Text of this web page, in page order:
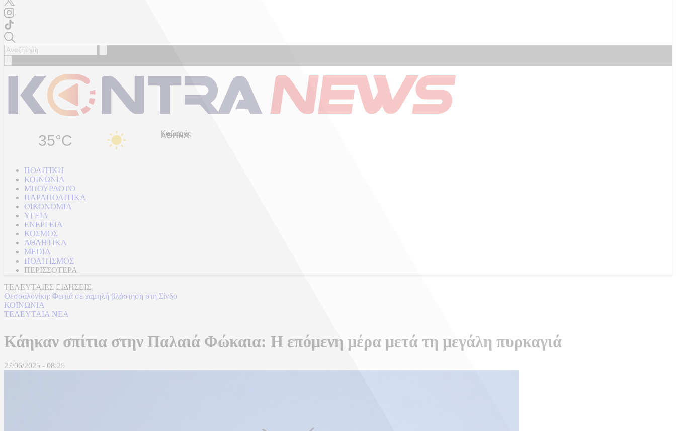
35°C Καθαρός
ΠΟΛΙΤΙΚΗ
ΚΟΙΝΩΝΙΑ
ΜΠΟΥΡΛΟΤΟ
ΠΑΡΑΠΟΛΙΤΙΚΑ
ΟΙΚΟΝΟΜΙΑ
ΥΓΕΙΑ
ΕΝΕΡΓΕΙΑ
ΚΟΣΜΟΣ
ΑΘΛΗΤΙΚΑ
MEDIA
ΠΟΛΙΤΙΣΜΟΣ
ΠΕΡΙΣΣΟΤΕΡΑ
ΤΕΛΕΥΤΑΙΕΣ ΕΙΔΗΣΕΙΣ
Θεσσαλονίκη: Φωτιά σε χαμηλή βλάστηση στη Σίνδο
ΚΟΙΝΩΝΙΑ
ΤΕΛΕΥΤΑΙΑ ΝΕΑ
Κάηκαν σπίτια στην Παλαιά Φώκαια: Η επόμενη μέρα μετά τη μεγάλη πυρκαγιά
27/06/2025 - 08:25